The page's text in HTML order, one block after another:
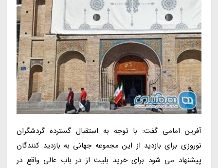
آفرین امامی گفت: با توجه به استقبال گسترده گردشگران
نوروزی برای بازدید از این مجموعه جهانی به بازدید کنندگان
پیشنهاد می شود برای خرید بلیت از در باب عالی واقع در